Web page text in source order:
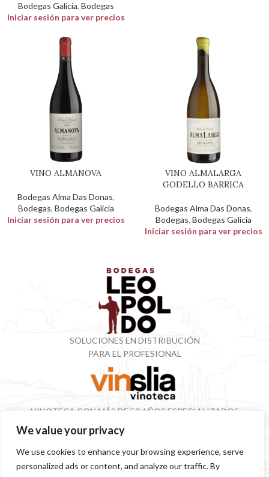
We value your privacy
We use cookies to enhance your browsing experience, serve
personalized ads or content, and analyze our traffic. By
Bodegas Galicia, Bodegas
Iniciar sesión para ver precios
VINO ALMANOVA
Bodegas Alma Das Donas,
Bodegas, Bodegas Galicia
Iniciar sesión para ver precios
VINO ALMALARGA
GODELLO BARRICA
Bodegas Alma Das Donas,
Bodegas, Bodegas Galicia
Iniciar sesión para ver precios
SOLUCIONES EN DISTRIBUCIÓN
PARA EL PROFESIONAL
VINOTECA CON MÁS DE 50 AÑOS ESPECIALIZADOS
EN VINOS Y DESTILADOS
SITEMAPPOLÍTICA PRIVACIDADAVISO LEGALSOSTENIBILIDAD